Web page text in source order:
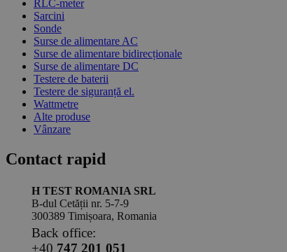
RLC-meter
Sarcini
Sonde
Surse de alimentare AC
Surse de alimentare bidirecționale
Surse de alimentare DC
Testere de baterii
Testere de siguranță el.
Wattmetre
Alte produse
Vânzare
Contact rapid
H TEST ROMANIA SRL
B-dul Cetății nr. 5-7-9
300389 Timișoara, Romania
Back office:
+40 747 201 051